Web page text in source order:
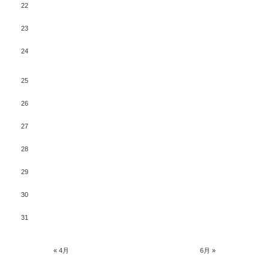
« 4月 6月 »
22
23
24
25
26
27
28
29
30
31